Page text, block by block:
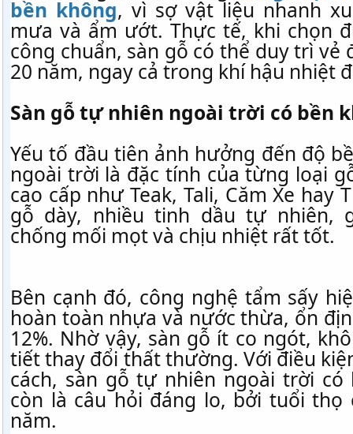
bền không, vì sợ vật liệu nhanh
mưa và ẩm ướt. Thực tế, khi chọn
công chuẩn, sàn gỗ có thể duy trì vẻ
20 năm, ngay cả trong khí hậu nhiệt
Sàn gỗ tự nhiên ngoài trời có bền
Yếu tố đầu tiên ảnh hưởng đến độ
ngoài trời là đặc tính của từng loại
cao cấp như Teak, Tali, Căm Xe hay
gỗ dày, nhiều tinh dầu tự nhiên,
chống mối mọt và chịu nhiệt rất tốt.
Bên cạnh đó, công nghệ tẩm sấy
hoàn toàn nhựa và nước thừa, ổn
12%. Nhờ vậy, sàn gỗ ít co ngót,
tiết thay đổi thất thường. Với điều
cách, sàn gỗ tự nhiên ngoài trời có
còn là câu hỏi đáng lo, bởi tuổi thọ
năm.